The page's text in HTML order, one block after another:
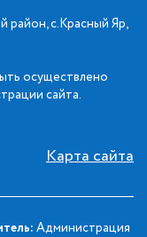
район, с.Красный Яр,
осуществлено
сайта.
Карта сайта
Администрация